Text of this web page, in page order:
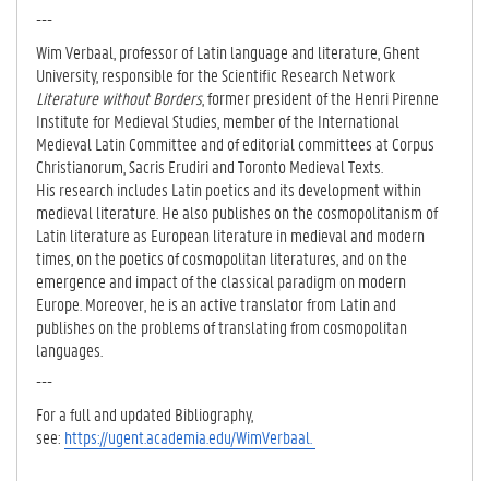
---
Wim Verbaal, professor of Latin language and literature, Ghent
University, responsible for the Scientific Research Network
Literature without Borders, former president of the Henri Pirenne
Institute for Medieval Studies, member of the International
Medieval Latin Committee and of editorial committees at Corpus
Christianorum, Sacris Erudiri and Toronto Medieval Texts.
His research includes Latin poetics and its development within
medieval literature. He also publishes on the cosmopolitanism of
Latin literature as European literature in medieval and modern
times, on the poetics of cosmopolitan literatures, and on the
emergence and impact of the classical paradigm on modern
Europe. Moreover, he is an active translator from Latin and
publishes on the problems of translating from cosmopolitan
languages.
---
For a full and updated Bibliography,
see: https://ugent.academia.edu/WimVerbaal.